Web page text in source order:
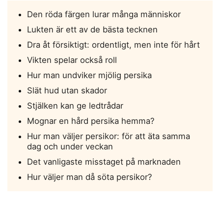
Den röda färgen lurar många människor
Lukten är ett av de bästa tecknen
Dra åt försiktigt: ordentligt, men inte för hårt
Vikten spelar också roll
Hur man undviker mjölig persika
Slät hud utan skador
Stjälken kan ge ledtrådar
Mognar en hård persika hemma?
Hur man väljer persikor: för att äta samma
dag och under veckan
Det vanligaste misstaget på marknaden
Hur väljer man då söta persikor?